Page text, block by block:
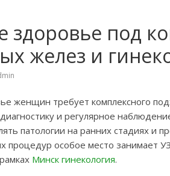
здоровье под
желез и
женщин требует комплексного
и регулярное
патологии на ранних стадиях и
процедур особое место занимает
Минск гинекология.